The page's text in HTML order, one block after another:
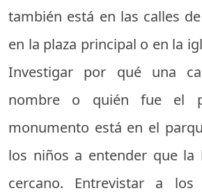
también está en las calles
en la plaza principal o en la
Investigar por qué una
nombre o quién fue el
monumento está en el
los niños a entender que la
cercano. Entrevistar a los